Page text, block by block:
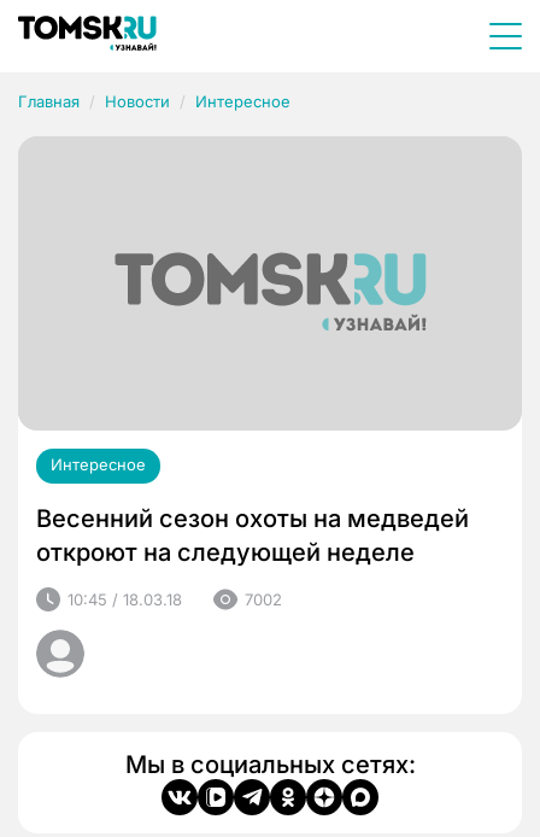
Главная Новости Интересное
Интересное
Весенний сезон охоты на медведей
откроют на следующей неделе
10:45 / 18.03.18 7002
Мы в социальных сетях: